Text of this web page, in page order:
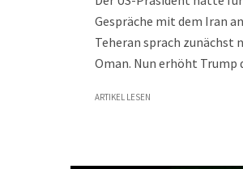
Gespräche mit dem Iran
Teheran sprach zunächst
Oman. Nun erhöht Trump
ARTIKEL LESEN